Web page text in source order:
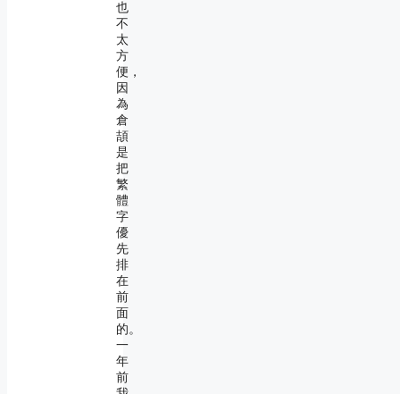
也
不
太
方
便，
因
為
倉
頡
是
把
繁
體
字
優
先
排
在
前
面
的。
一
年
前